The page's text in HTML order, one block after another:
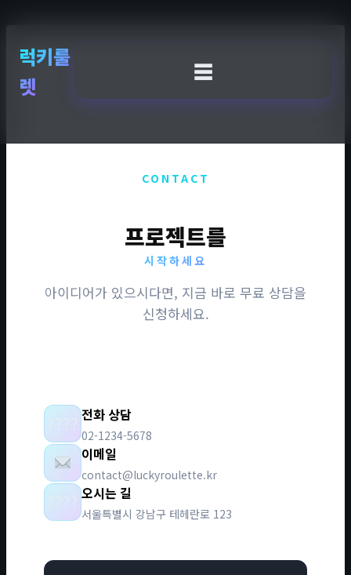
to
content
럭키룰
렛
☰
CONTACT
프로젝트를
시작하세요
아이디어가 있으시다면, 지금 바로 무료 상담을
신청하세요.
전화 상담
02-1234-5678
이메일
contact@luckyroulette.kr
오시는 길
서울특별시 강남구 테헤란로 123